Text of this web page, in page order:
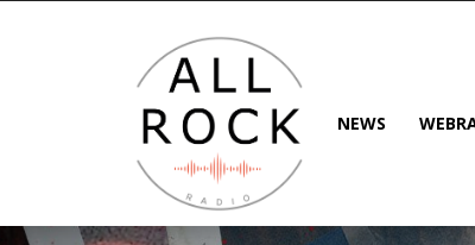
NEWS